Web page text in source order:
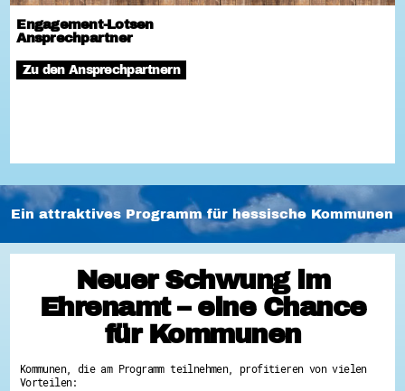
Engagement-Lotsen
Ansprechpartner
Zu den Ansprechpartnern
Ein attraktives Programm für hessische Kommunen
Neuer Schwung im
Ehrenamt – eine Chance
für Kommunen
Kommunen, die am Programm teilnehmen, profitieren von vielen
Vorteilen: